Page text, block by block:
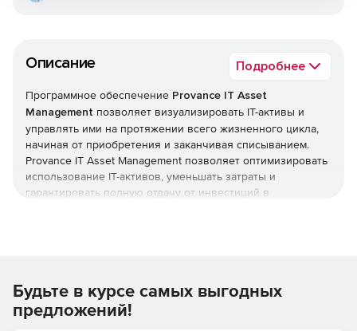
Описание Подробнее
Программное обеспечение Provance IT Asset
Management позволяет визуализировать IT-активы и
управлять ими на протяжении всего жизненного цикла,
начиная от приобретения и заканчивая списыванием.
Provance IT Asset Management позволяет оптимизировать
использование IT-активов, уменьшать затраты и
гарантировать полную отдачу от инвестиций в
программного обеспечения для управления IT, такого как
служба технической поддержки и инструменты сбора
информации. Provance IT Asset Management дает
Будьте в курсе самых выгодных
предложений!